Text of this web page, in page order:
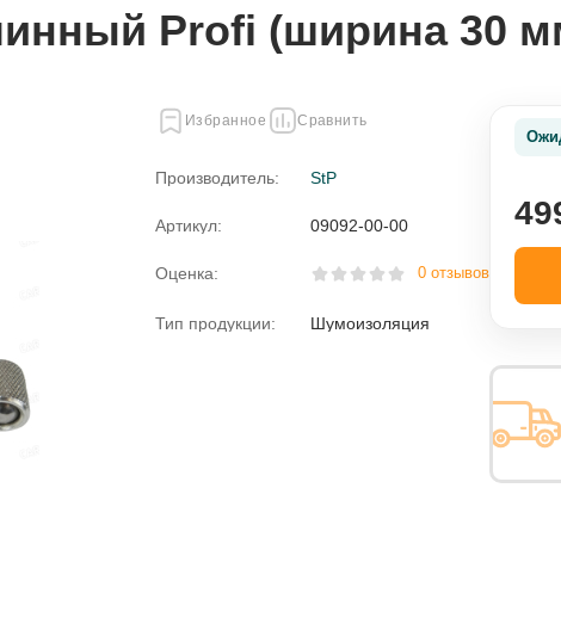
Profi (ширина 30
Избранное Сравнить
Производитель: StP
Артикул: 09092-00-00
Оценка: 0 отзывов
Тип продукции: Шумоизоляция